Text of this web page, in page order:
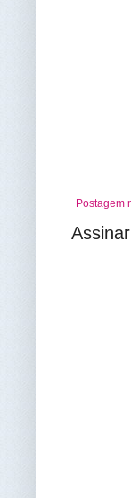
Postagem